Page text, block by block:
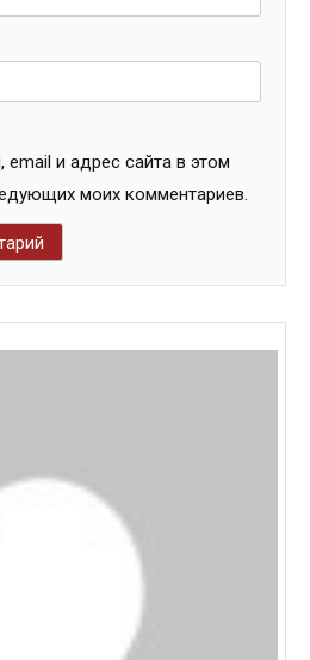
и адрес сайта в этом
моих комментариев.